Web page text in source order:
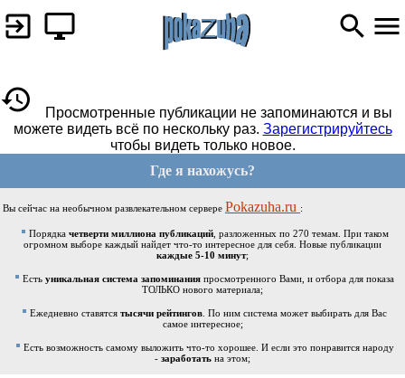
Просмотренные публикации не запоминаются и вы
можете видеть всё по нескольку раз. Зарегистрируйтесь
чтобы видеть только новое.
Где я нахожусь?
Вы сейчас на необычном развлекательном сервере Pokazuha.ru :
Порядка четверти миллиона публикаций, разложенных по 270 темам. При таком
огромном выборе каждый найдет что-то интересное для себя. Новые публикации
каждые 5-10 минут;
Есть уникальная система запоминания просмотренного Вами, и отбора для показа
ТОЛЬКО нового материала;
Ежедневно ставятся тысячи рейтингов . По ним система может выбирать для Вас
самое интересное;
Есть возможность самому выложить что-то хорошее. И если это понравится народу
- заработать на этом;